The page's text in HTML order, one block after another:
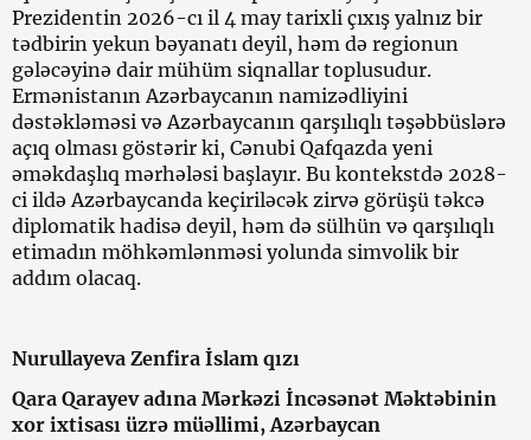
Prezidentin 2026-cı il 4 may tarixli çıxış yalnız bir
tədbirin yekun bəyanatı deyil, həm də regionun
gələcəyinə dair mühüm siqnallar toplusudur.
Ermənistanın Azərbaycanın namizədliyini
dəstəkləməsi və Azərbaycanın qarşılıqlı təşəbbüslərə
açıq olması göstərir ki, Cənubi Qafqazda yeni
əməkdaşlıq mərhələsi başlayır. Bu kontekstdə 2028-
ci ildə Azərbaycanda keçiriləcək zirvə görüşü təkcə
diplomatik hadisə deyil, həm də sülhün və qarşılıqlı
etimadın möhkəmlənməsi yolunda simvolik bir
addım olacaq.
Nurullayeva Zenfira İslam qızı
Qara Qarayev adına Mərkəzi İncəsənət Məktəbinin
xor ixtisası üzrə müəllimi, Azərbaycan